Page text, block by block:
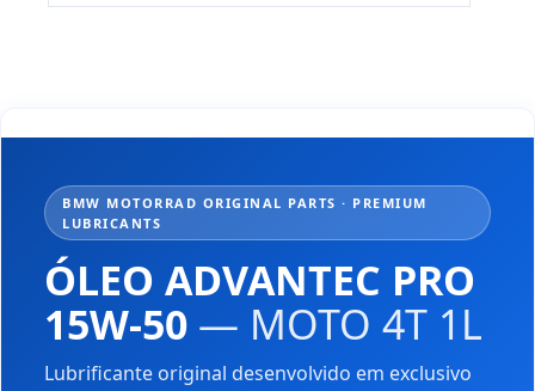
BMW MOTORRAD ORIGINAL PARTS · PREMIUM
LUBRICANTS
ÓLEO ADVANTEC PRO
15W-50 — MOTO 4T 1L
Lubrificante original desenvolvido em exclusivo